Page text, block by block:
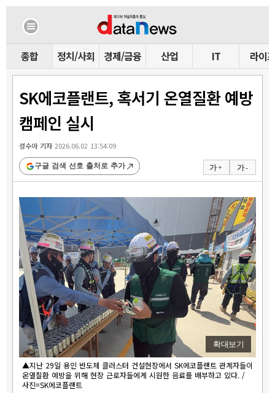
종합 정치/사회 경제/금융 산업 IT 라이프
SK에코플랜트, 혹서기 온열질환 예방
캠페인 실시
성수아 기자2026.06.02 13:54:09
가 + 가 -
구글 검색 선호 출처로 추가
확대보기
▲지난 29일 용인 반도체 클러스터 건설현장에서 SK에코플랜트 관계자들이
온열질환 예방을 위해 현장 근로자들에게 시원한 음료를 배부하고 있다. /
사진=SK에코플랜트